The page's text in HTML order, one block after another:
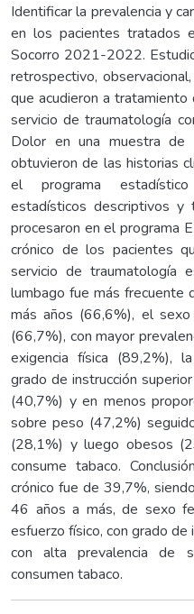
Identificar la prevalencia y
en los pacientes tratados
Socorro 2021-2022.
retrospectivo,
que acudieron a
servicio de traumatología
Dolor en una muestra
obtuvieron de las historias
el programa
estadísticos descriptivos y
procesaron en el programa
crónico de los pacientes
servicio de traumatología
lumbago fue más
más años (66,6%), el
(66,7%), con mayor
exigencia física (89,2%),
grado de instrucción
(40,7%) y en menos
sobre peso (47,2%)
(28,1%) y luego obesos
consume tabaco.
crónico fue de 39,7%,
46 años a más, de sexo
esfuerzo físico, con grado de
con alta prevalencia de
consumen tabaco.